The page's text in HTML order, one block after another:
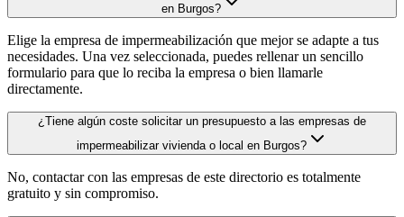
en Burgos?
Elige la empresa de impermeabilización que mejor se adapte a tus
necesidades. Una vez seleccionada, puedes rellenar un sencillo
formulario para que lo reciba la empresa o bien llamarle
directamente.
¿Tiene algún coste solicitar un presupuesto a las empresas de
impermeabilizar vivienda o local en Burgos?
No, contactar con las empresas de este directorio es totalmente
gratuito y sin compromiso.